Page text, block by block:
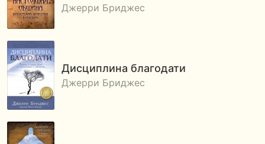
Джерри Бриджес
Дисциплина благодати
Джерри Бриджес